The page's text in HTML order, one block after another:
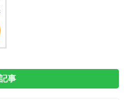
事